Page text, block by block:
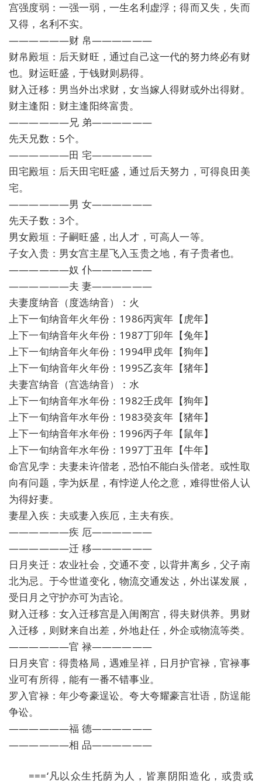
宫强度弱：一强一弱，一生名利虚浮；得而又失，失而
又得，名利不实。
——————财 帛——————
财帛殿垣：后天财旺，通过自己这一代的努力终必有财
也。财运旺盛，于钱财则易得。
财入迁移：男当外出求财，女当嫁人得财或外出得财。
财主逢阳：财主逢阳终富贵。
——————兄 弟——————
先天兄数：5个。
——————田 宅——————
田宅殿垣：后天田宅旺盛，通过后天努力，可得良田美
宅。
——————男 女——————
先天子数：3个。
男女殿垣：子嗣旺盛，出人才，可高人一等。
子女入贵：男女宫主星飞入玉贵之地，有子贵者也。
——————奴 仆——————
——————夫 妻——————
夫妻度纳音（度选纳音）：火
上下一旬纳音年火年份：1986丙寅年【虎年】
上下一旬纳音年火年份：1987丁卯年【兔年】
上下一旬纳音年火年份：1994甲戌年【狗年】
上下一旬纳音年火年份：1995乙亥年【猪年】
夫妻宫纳音（宫选纳音）：水
上下一旬纳音年水年份：1982壬戌年【狗年】
上下一旬纳音年水年份：1983癸亥年【猪年】
上下一旬纳音年水年份：1996丙子年【鼠年】
上下一旬纳音年水年份：1997丁丑年【牛年】
命宫见孛：夫妻未许偕老，恐怕不能白头偕老。或性取
向有问题，孛为妖星，有悖逆人伦之意，难得世俗人认
为得好妻。
妻星入疾：夫或妻入疾厄，主夫有疾。
——————疾 厄——————
——————迁 移——————
日月夹迁：农业社会，交通不变，以背井离乡，父子南
北为忌。于今世道变化，物流交通发达，外出谋发展，
受日月之守护亦可为吉论。
财入迁移：女入迁移宫是入闺阁宫，得夫财供养。男财
入迁移，则财来自出差，外地赴任，外企或物流等类。
——————官 禄——————
日月夹官：得贵格局，遇难呈祥，日月护官禄，官禄事
业可有所得，能有一番不错事业。
罗入官禄：年少夸豪逞讼。夸大夸耀豪言壮语，防逞能
争讼。
——————福 德——————
——————相 品——————
===‘凡以众生托荫为人，皆禀阴阳造化，或贵或